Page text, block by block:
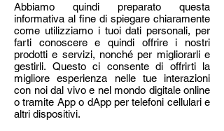
Abbiamo quindi preparato questa
informativa al fine di spiegare chiaramente
come utilizziamo i tuoi dati personali, per
farti conoscere e quindi offrire i nostri
prodotti e servizi, nonché per migliorarli e
gestirli. Questo ci consente di offrirti la
migliore esperienza nelle tue interazioni
con noi dal vivo e nel mondo digitale online
o tramite App o dApp per telefoni cellulari e
altri dispositivi.